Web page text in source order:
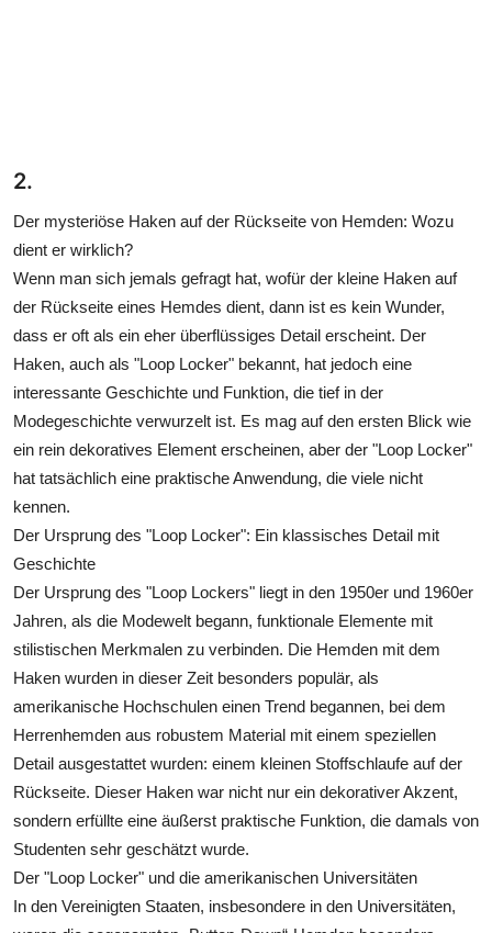
2.
Der mysteriöse Haken auf der Rückseite von Hemden: Wozu
dient er wirklich?
Wenn man sich jemals gefragt hat, wofür der kleine Haken auf
der Rückseite eines Hemdes dient, dann ist es kein Wunder,
dass er oft als ein eher überflüssiges Detail erscheint. Der
Haken, auch als "Loop Locker" bekannt, hat jedoch eine
interessante Geschichte und Funktion, die tief in der
Modegeschichte verwurzelt ist. Es mag auf den ersten Blick wie
ein rein dekoratives Element erscheinen, aber der "Loop Locker"
hat tatsächlich eine praktische Anwendung, die viele nicht
kennen.
Der Ursprung des "Loop Locker": Ein klassisches Detail mit
Geschichte
Der Ursprung des "Loop Lockers" liegt in den 1950er und 1960er
Jahren, als die Modewelt begann, funktionale Elemente mit
stilistischen Merkmalen zu verbinden. Die Hemden mit dem
Haken wurden in dieser Zeit besonders populär, als
amerikanische Hochschulen einen Trend begannen, bei dem
Herrenhemden aus robustem Material mit einem speziellen
Detail ausgestattet wurden: einem kleinen Stoffschlaufe auf der
Rückseite. Dieser Haken war nicht nur ein dekorativer Akzent,
sondern erfüllte eine äußerst praktische Funktion, die damals von
Studenten sehr geschätzt wurde.
Der "Loop Locker" und die amerikanischen Universitäten
In den Vereinigten Staaten, insbesondere in den Universitäten,